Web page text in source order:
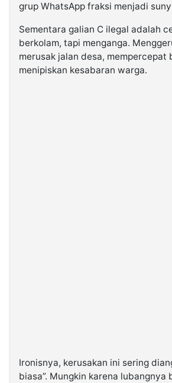
grup WhatsApp fraksi menjadi
Sementara galian C ilegal adalah
berkolam, tapi menganga.
merusak jalan desa, mempercepat
menipiskan kesabaran warga.
Ironisnya, kerusakan ini sering
biasa”. Mungkin karena lubangnya